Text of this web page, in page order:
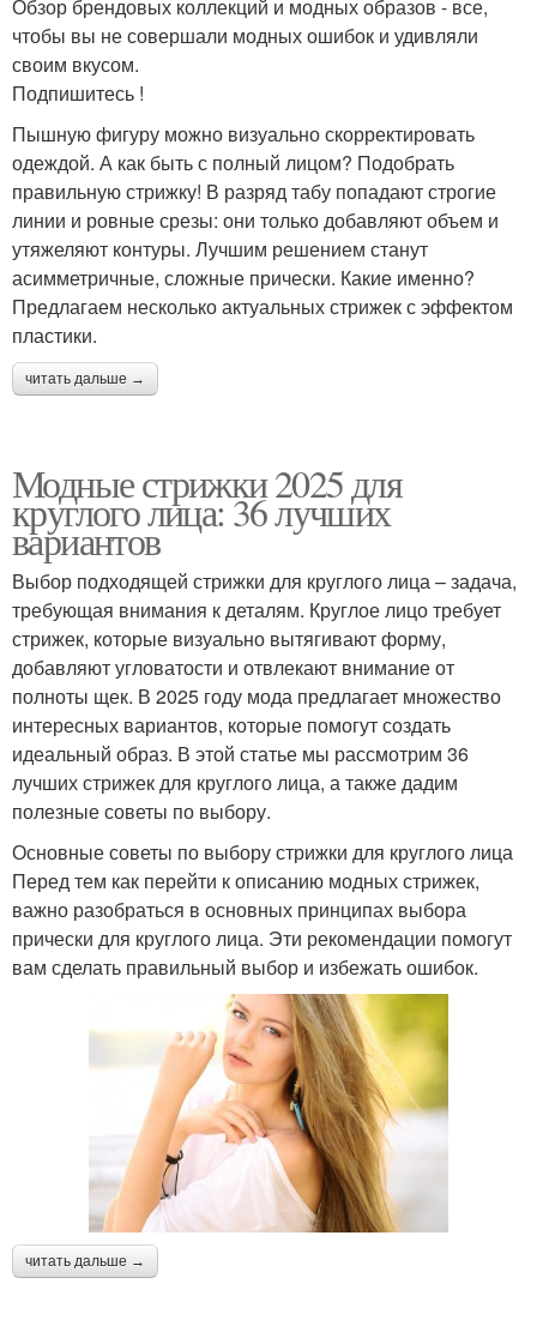
Обзор брендовых коллекций и модных образов - все,
чтобы вы не совершали модных ошибок и удивляли
своим вкусом.
Подпишитесь !
Пышную фигуру можно визуально скорректировать
одеждой. А как быть с полный лицом? Подобрать
правильную стрижку! В разряд табу попадают строгие
линии и ровные срезы: они только добавляют объем и
утяжеляют контуры. Лучшим решением станут
асимметричные, сложные прически. Какие именно?
Предлагаем несколько актуальных стрижек с эффектом
пластики.
читать дальше →
Модные стрижки 2025 для
круглого лица: 36 лучших
вариантов
Выбор подходящей стрижки для круглого лица – задача,
требующая внимания к деталям. Круглое лицо требует
стрижек, которые визуально вытягивают форму,
добавляют угловатости и отвлекают внимание от
полноты щек. В 2025 году мода предлагает множество
интересных вариантов, которые помогут создать
идеальный образ. В этой статье мы рассмотрим 36
лучших стрижек для круглого лица, а также дадим
полезные советы по выбору.
Основные советы по выбору стрижки для круглого лица
Перед тем как перейти к описанию модных стрижек,
важно разобраться в основных принципах выбора
прически для круглого лица. Эти рекомендации помогут
вам сделать правильный выбор и избежать ошибок.
читать дальше →